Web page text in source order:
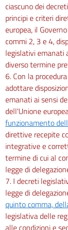
ciascuno dei
principi e criteri
europea, il
commi 2, 3 e 4,
legislativi emanati
diverso termine
6. Con la
adottare
emanati ai sensi
dell'Unione
funzionamento
direttive recepite
integrative e
termine di cui al
legge di
7. I decreti
legge di
quinto comma,
legislativa delle
alle condizioni e